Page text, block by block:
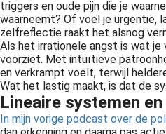
triggers en oude pijn die je
waarneemt? Of voel je urgentie,
zelfreflectie raakt het alsnog
Als het irrationele angst is wat je
voorziet. Met intuïtieve
en verkrampt voelt, terwijl
Wat het lastig maakt, is dat de
Lineaire systemen
In mijn vorige podcast over de